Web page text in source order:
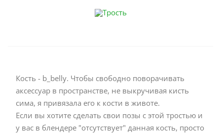
Кость - b_belly. Чтобы свободно поворачивать
аксессуар в пространстве, не выкручивая кисть
сима, я привязала его к кости в животе.
Если вы хотите сделать свои позы с этой тростью и
у вас в блендере "отсутствует" данная кость, просто